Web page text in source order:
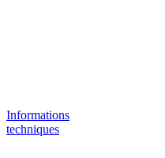
Informations
techniques